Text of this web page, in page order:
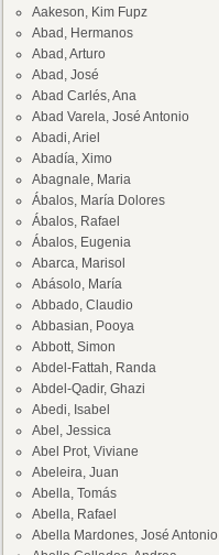
Aakeson, Kim Fupz
Abad, Hermanos
Abad, Arturo
Abad, José
Abad Carlés, Ana
Abad Varela, José Antonio
Abadi, Ariel
Abadía, Ximo
Abagnale, Maria
Ábalos, María Dolores
Ábalos, Rafael
Ábalos, Eugenia
Abarca, Marisol
Abásolo, María
Abbado, Claudio
Abbasian, Pooya
Abbott, Simon
Abdel-Fattah, Randa
Abdel-Qadir, Ghazi
Abedi, Isabel
Abel, Jessica
Abel Prot, Viviane
Abeleira, Juan
Abella, Tomás
Abella, Rafael
Abella Mardones, José Antonio